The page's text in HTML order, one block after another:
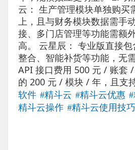
云： 生产管理模块单独购买
上，且与财务模块数据需手
接、多门店管理等功能需额
高。 云星辰： 专业版直接
整合、智能补货等功能，无
API 接口费用 500 元 / 账套
的 200 元 / 模块 / 年，且支
软件 #精斗云 #精斗云优惠
精斗云操作 #精斗云使用技巧